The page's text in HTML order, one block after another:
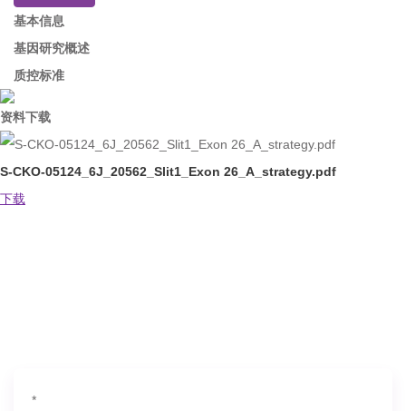
基本信息
基因研究概述
质控标准
资料下载
S-CKO-05124_6J_20562_Slit1_Exon 26_A_strategy.pdf
下载
*